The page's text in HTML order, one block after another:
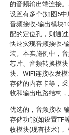
的音频输出端连接
设置有多个(如图5中
音频接收-输出模块
配的定位孔，则通
快速实现音频接收-
装。本实施例中，
芯片、音频转换模
块、WIFI连接收发
存储的内存卡等，
收和输出电路结构，
优选的，音频接收-
存储功能(如设置TF
收模块(现有技术)，